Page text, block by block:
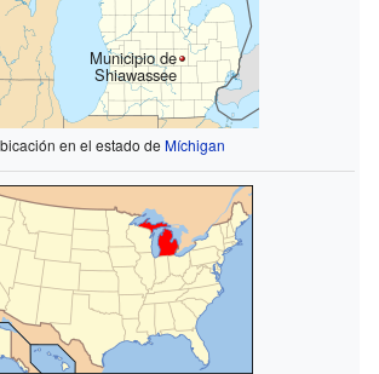
Municipio de
Shiawassee
en el estado deMíchigan